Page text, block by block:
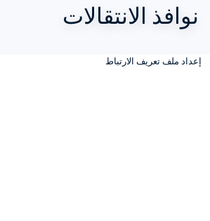
نوافذ الانتقالات
إعداد ملف تعريف الارتباط